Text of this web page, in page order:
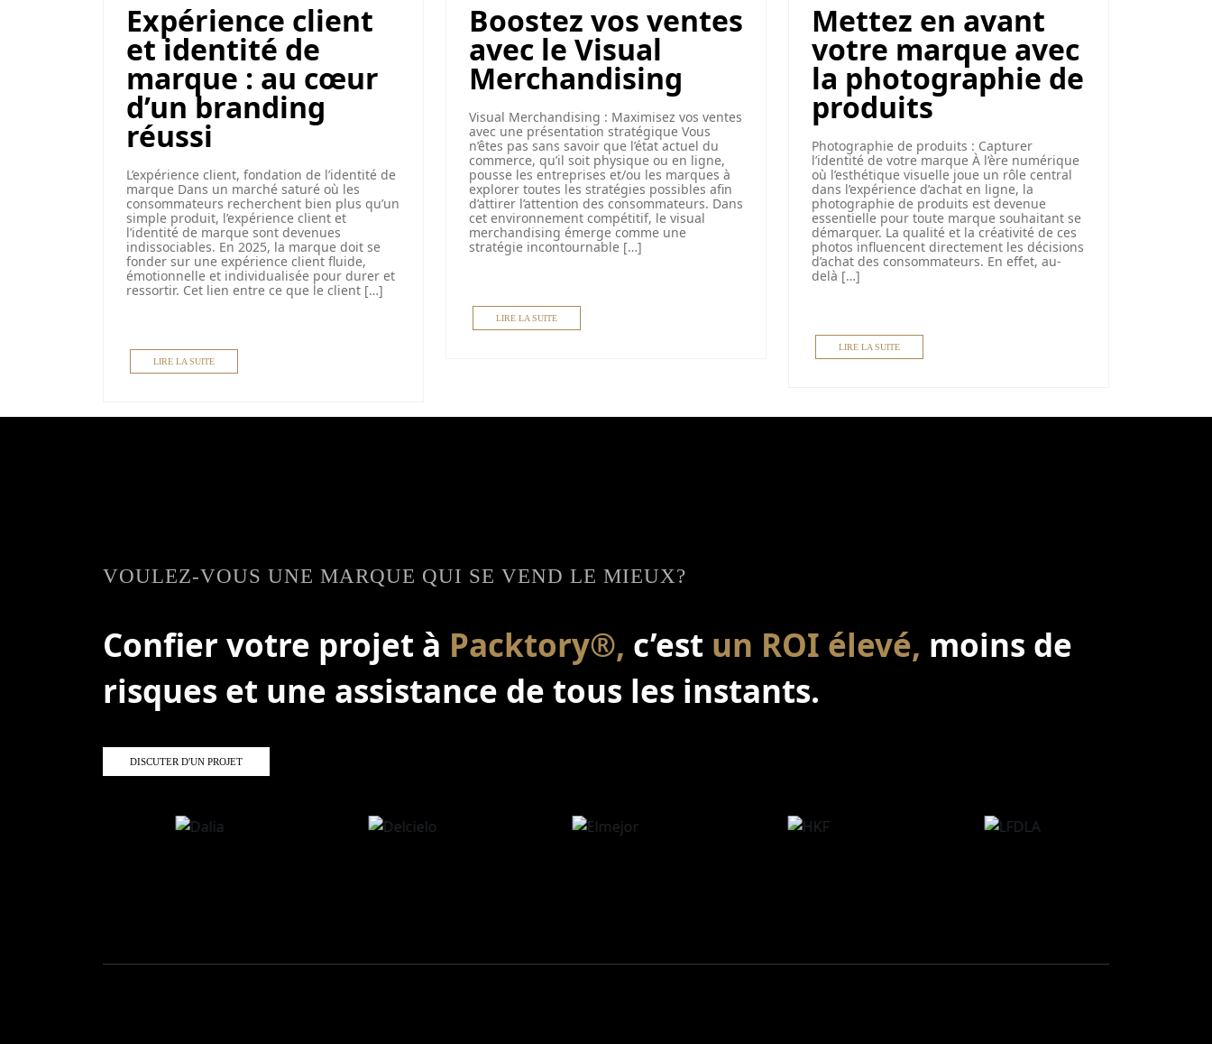
Expérience client
et identité de
marque : au cœur
d’un branding
réussi
L’expérience client, fondation de l’identité de
marque Dans un marché saturé où les
consommateurs recherchent bien plus qu’un
simple produit, l’expérience client et
l’identité de marque sont devenues
indissociables. En 2025, la marque doit se
fonder sur une expérience client fluide,
émotionnelle et individualisée pour durer et
ressortir. Cet lien entre ce que le client […]
LIRE LA SUITE
Boostez vos ventes
avec le Visual
Merchandising
Visual Merchandising : Maximisez vos ventes
avec une présentation stratégique Vous
n’êtes pas sans savoir que l’état actuel du
commerce, qu’il soit physique ou en ligne,
pousse les entreprises et/ou les marques à
explorer toutes les stratégies possibles afin
d’attirer l’attention des consommateurs. Dans
cet environnement compétitif, le visual
merchandising émerge comme une
stratégie incontournable […]
LIRE LA SUITE
Mettez en avant
votre marque avec
la photographie de
produits
Photographie de produits : Capturer
l’identité de votre marque À l’ère numérique
où l’esthétique visuelle joue un rôle central
dans l’expérience d’achat en ligne, la
photographie de produits est devenue
essentielle pour toute marque souhaitant se
démarquer. La qualité et la créativité de ces
photos influencent directement les décisions
d’achat des consommateurs. En effet, au-
delà […]
LIRE LA SUITE
VOULEZ-VOUS UNE MARQUE QUI SE VEND LE MIEUX?
Confier votre projet à Packtory®, c’est un ROI élevé, moins de
risques et une assistance de tous les instants.
DISCUTER D'UN PROJET